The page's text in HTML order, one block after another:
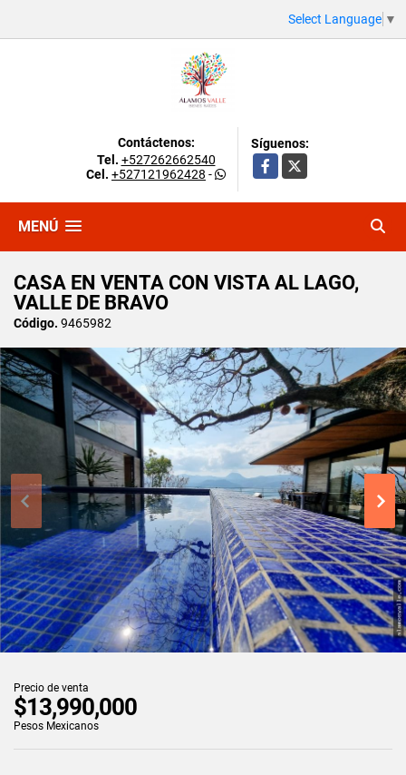
Select Language ▼
Contáctenos:
Tel. +527262662540
Cel. +527121962428 -
Síguenos:
Facebook
X
MENÚ
CASA EN VENTA CON VISTA AL LAGO,
VALLE DE BRAVO
Código. 9465982
Precio de venta
$13,990,000
Pesos Mexicanos